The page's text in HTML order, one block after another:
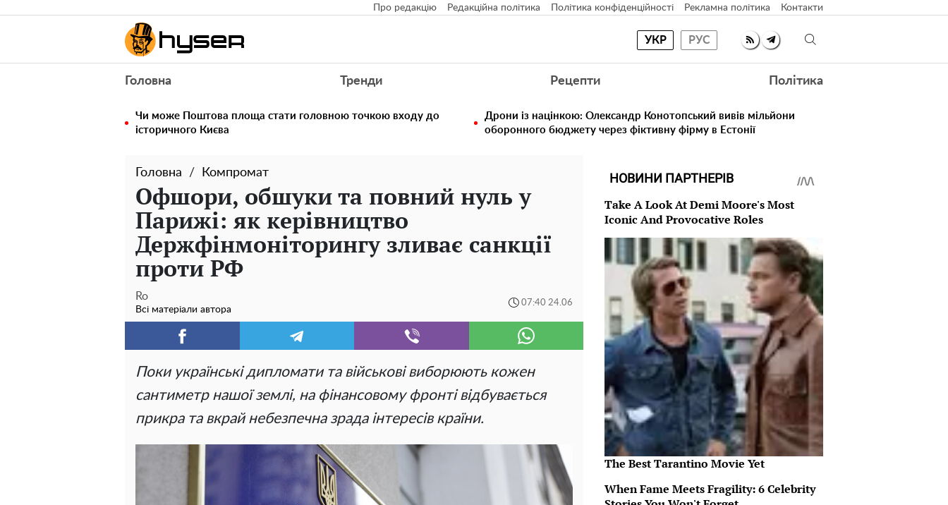
Про редакцію Редакційна політика Політика конфіденційності Рекламна політика Контакти
УКР РУС
Головна Тренди Рецепти Політика
Чи може Поштова площа стати головною точкою входу до
історичного Києва
Дрони із націнкою: Олександр Конотопський вивів мільйони
оборонного бюджету через фіктивну фірму в Естонії
Головна Компромат
Офшори, обшуки та повний нуль у
Парижі: як керівництво
Держфінмоніторингу зливає санкції
проти РФ
Ro
Всі матеріали автора
07:40 24.06
Поки українські дипломати та військові виборюють кожен
сантиметр нашої землі, на фінансовому фронті відбувається
прикра та вкрай небезпечна зрада інтересів країни.
НОВИНИ ПАРТНЕРІВ
Take A Look At Demi Moore's Most
Iconic And Provocative Roles
The Best Tarantino Movie Yet
When Fame Meets Fragility: 6 Celebrity